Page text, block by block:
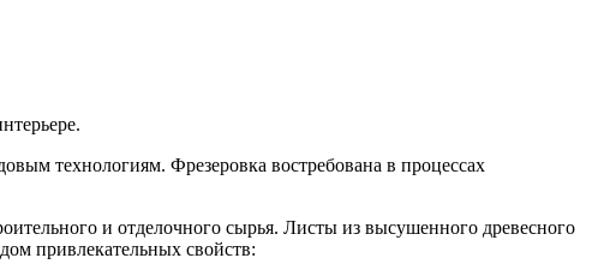
технологиям. Фрезеровка востребована в процессах
и отделочного сырья. Листы из высушенного древесного
привлекательных свойств: